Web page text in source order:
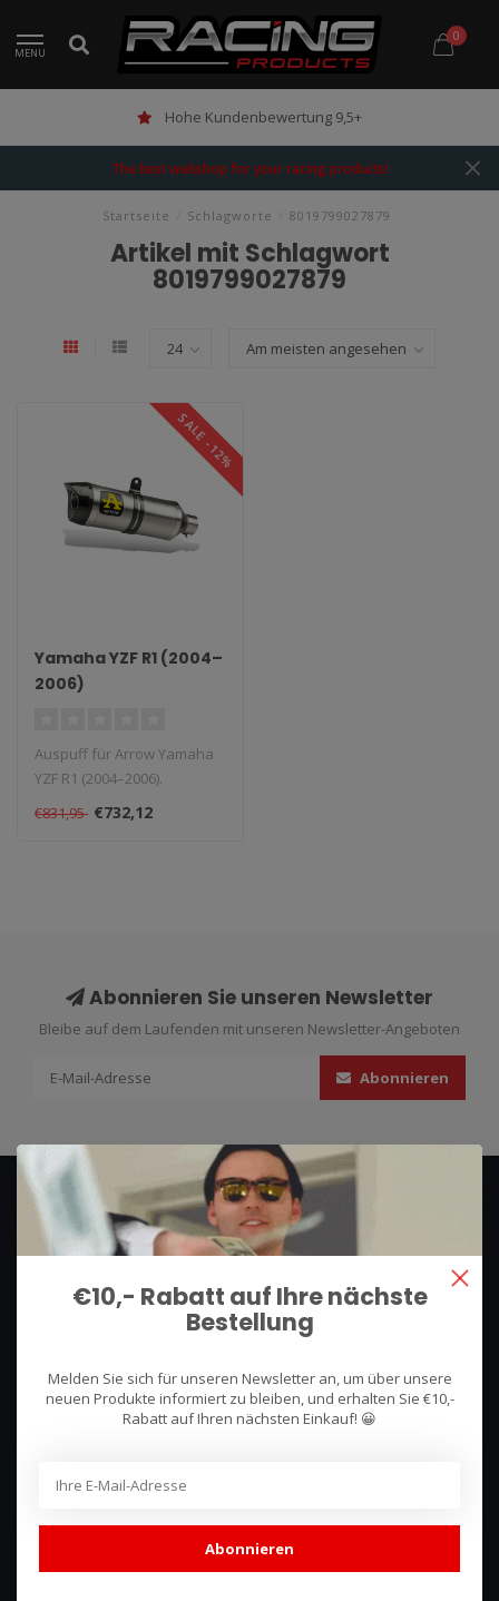
MENU
0
Hohe Kundenbewertung 9,5+
The best webshop for your racing products!
Startseite Schlagworte 8019799027879
Artikel mit Schlagwort
8019799027879
SALE -12%
Yamaha YZF R1 (2004–
2006)
Auspuff für Arrow Yamaha
YZF R1 (2004–2006).
Lieferzeit: 1–4 Wochen...
€831,95 €732,12
Abonnieren Sie unseren Newsletter
Bleibe auf dem Laufenden mit unseren Newsletter-Angeboten
Abonnieren
We use what we sell, that's the difference!
Hullerpad 13Q
6741 PA
€10,- Rabatt auf Ihre nächste
Bestellung
Melden Sie sich für unseren Newsletter an, um über unsere
neuen Produkte informiert zu bleiben, und erhalten Sie €10,-
Rabatt auf Ihren nächsten Einkauf! 😀
Abonnieren